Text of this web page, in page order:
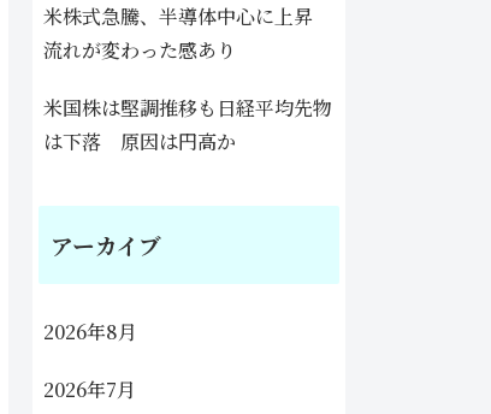
米株式急騰、半導体中心に上昇
流れが変わった感あり
米国株は堅調推移も日経平均先物
は下落 原因は円高か
アーカイブ
2026年8月
2026年7月